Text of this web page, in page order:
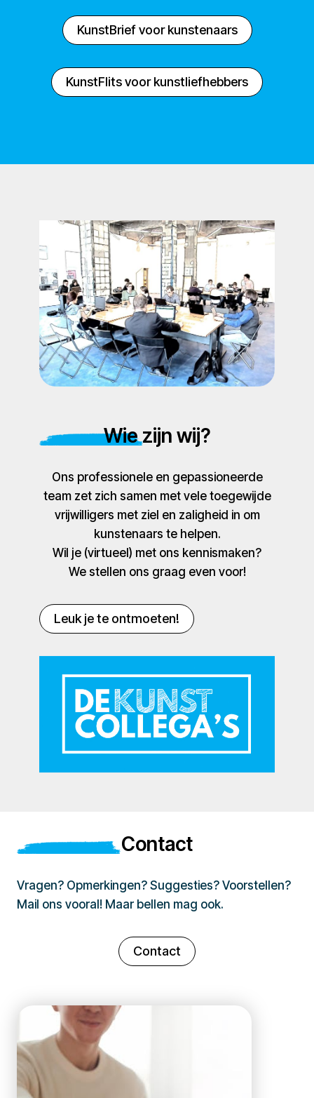
KunstBrief voor kunstenaars
KunstFlits voor kunstliefhebbers
Wie zijn wij?
Ons professionele en gepassioneerde
team zet zich samen met vele toegewijde
vrijwilligers met ziel en zaligheid in om
kunstenaars te helpen.
Wil je (virtueel) met ons kennismaken?
We stellen ons graag even voor!
Leuk je te ontmoeten!
Contact
Vragen? Opmerkingen? Suggesties? Voorstellen?
Mail ons vooral! Maar bellen mag ook.
Contact